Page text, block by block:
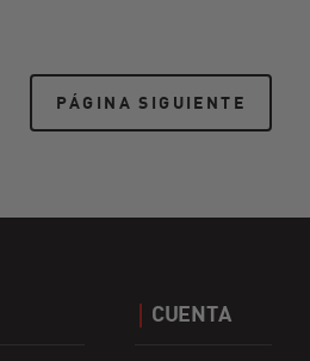
PÁGINA SIGUIENTE
PÁGINA SIGUIENTE
CUENTA